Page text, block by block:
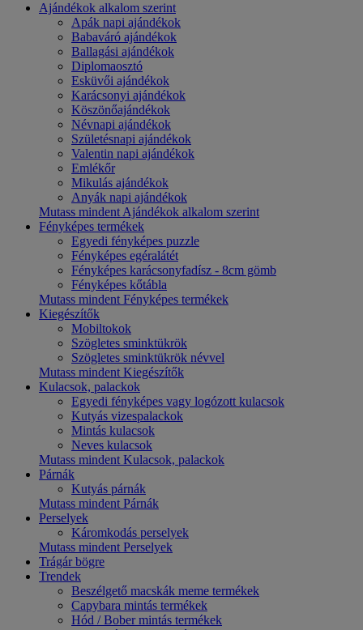
Ajándékok alkalom szerint
Apák napi ajándékok
Babaváró ajándékok
Ballagási ajándékok
Diplomaosztó
Esküvői ajándékok
Karácsonyi ajándékok
Köszönőajándékok
Névnapi ajándékok
Születésnapi ajándékok
Valentin napi ajándékok
Emlékőr
Mikulás ajándékok
Anyák napi ajándékok
Mutass mindent Ajándékok alkalom szerint
Fényképes termékek
Egyedi fényképes puzzle
Fényképes egéralátét
Fényképes karácsonyfadísz - 8cm gömb
Fényképes kőtábla
Mutass mindent Fényképes termékek
Kiegészítők
Mobiltokok
Szögletes sminktükrök
Szögletes sminktükrök névvel
Mutass mindent Kiegészítők
Kulacsok, palackok
Egyedi fényképes vagy logózott kulacsok
Kutyás vizespalackok
Mintás kulacsok
Neves kulacsok
Mutass mindent Kulacsok, palackok
Párnák
Kutyás párnák
Mutass mindent Párnák
Perselyek
Káromkodás perselyek
Mutass mindent Perselyek
Trágár bögre
Trendek
Beszélgető macskák meme termékek
Capybara mintás termékek
Hód / Bober mintás termékek